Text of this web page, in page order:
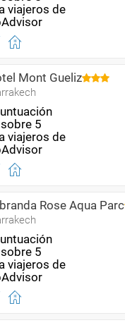
Mont Gueliz
Rose Aqua Parc